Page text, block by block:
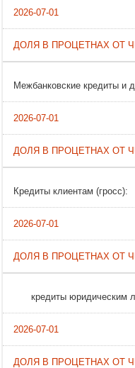
Межбанковские кредиты и
Кредиты клиентам (гросс):
кредиты юридическим